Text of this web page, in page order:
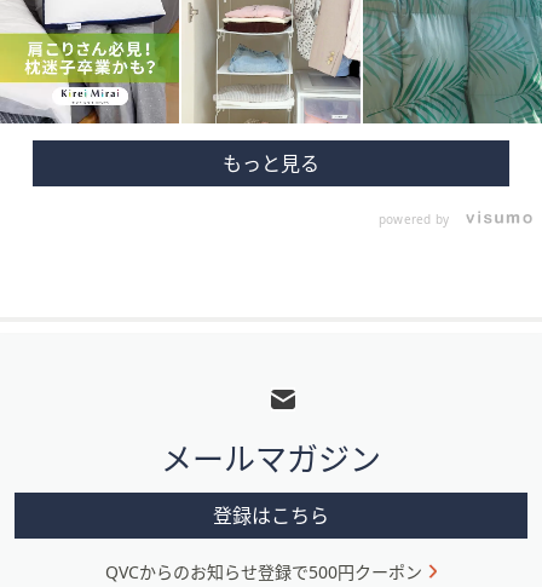
powered by
メ
ニ
メールマガジン
登録はこちら
QVCからのお知らせ登録で500円クーポン